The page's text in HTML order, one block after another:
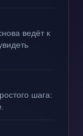
ведёт к
шага: